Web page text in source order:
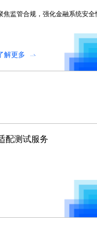
焦监管合规，强化金融系统安全
解更多
配测试服务